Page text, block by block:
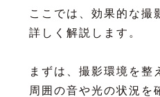
ここでは、効果的な撮
詳しく解説します。
まずは、撮影環境を整
周囲の音や光の状況を